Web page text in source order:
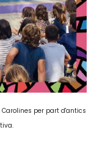
per part d'antics